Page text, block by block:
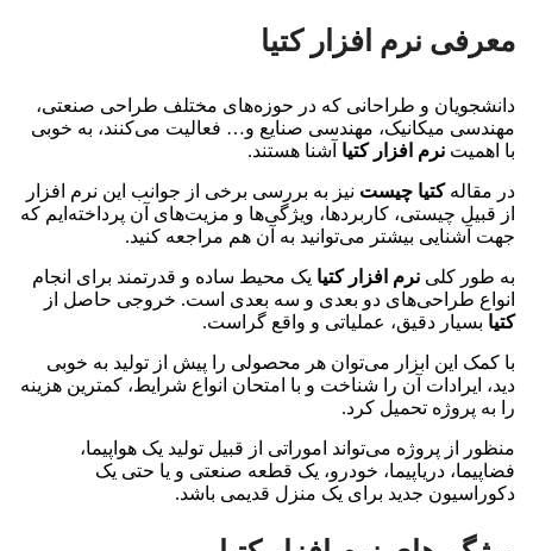
معرفی نرم افزار کتیا
دانشجویان و طراحانی که در حوزه‌های مختلف طراحی صنعتی،
مهندسی میکانیک، مهندسی صنایع و… فعالیت می‌کنند، به خوبی
با اهمیت نرم‌ افزار کتیا آشنا هستند.
در مقالهکتیا چیست نیز به بررسی برخی از جوانب این نرم افزار
از قبیل چیستی، کاربردها، ویژگی‌ها و مزیت‌های آن پرداخته‌ایم که
جهت آشنایی بیشتر می‌توانید به آن هم مراجعه کنید.
به طور کلی نرم افزار کتیا یک محیط ساده و قدرتمند برای انجام
انواع طراحی‌های دو بعدی و سه بعدی است. خروجی حاصل از
کتیا بسیار دقیق، عملیاتی و واقع گراست.
با کمک این ابزار می‌توان هر محصولی را پیش از تولید به خوبی
دید، ایرادات آن را شناخت و با امتحان انواع شرایط، کمترین هزینه
را به پروژه تحمیل کرد.
منظور از پروژه‌ می‌تواند اموراتی از قبیل تولید یک هواپیما،
فضاپیما، دریاپیما، خودرو، یک قطعه صنعتی و یا حتی یک
دکوراسیون جدید برای یک منزل قدیمی باشد.